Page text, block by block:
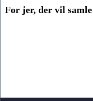
For jer, der vil